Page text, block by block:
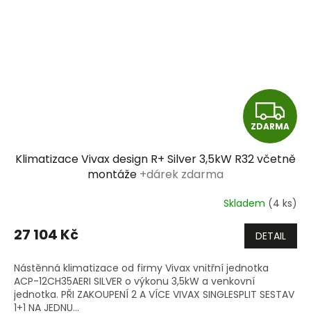
Z
D
A
R
M
A
ZDARMA
Klimatizace Vivax design R+ Silver 3,5kW R32 včetně
montáže +dárek zdarma
Skladem (4 ks)
27 104 Kč DETAIL
Nástěnná klimatizace od firmy Vivax vnitřní jednotka
ACP-12CH35AERI SILVER o výkonu 3,5kW a venkovní
jednotka. PŘI ZAKOUPENÍ 2 A VÍCE VIVAX SINGLESPLIT SESTAV
1+1 NA JEDNU...